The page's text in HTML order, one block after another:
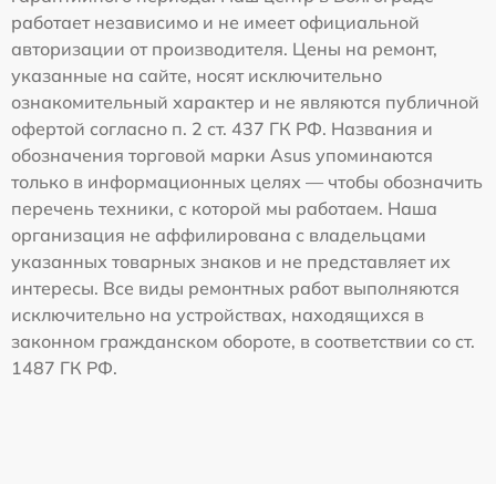
работает независимо и не имеет официальной
авторизации от производителя. Цены на ремонт,
указанные на сайте, носят исключительно
ознакомительный характер и не являются публичной
офертой согласно п. 2 ст. 437 ГК РФ. Названия и
обозначения торговой марки Asus упоминаются
только в информационных целях — чтобы обозначить
перечень техники, с которой мы работаем. Наша
организация не аффилирована с владельцами
указанных товарных знаков и не представляет их
интересы. Все виды ремонтных работ выполняются
исключительно на устройствах, находящихся в
законном гражданском обороте, в соответствии со ст.
1487 ГК РФ.